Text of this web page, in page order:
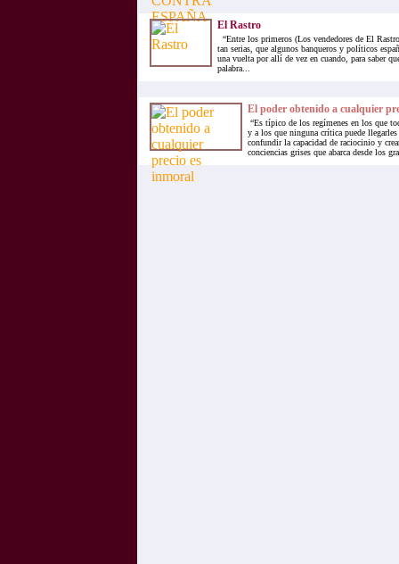
El Rastro
“Entre los primeros (Los vendedores de El
tan serias, que algunos banqueros y políticos
una vuelta por allí de vez en cuando, para saber
palabra...
El poder obtenido a cualquier
“Es típico de los regímenes en los que
y a los que ninguna crítica puede
confundir la capacidad de raciocinio y
conciencias grises que abarca desde los